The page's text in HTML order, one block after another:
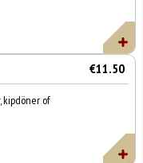
€11.50
kipdöner of